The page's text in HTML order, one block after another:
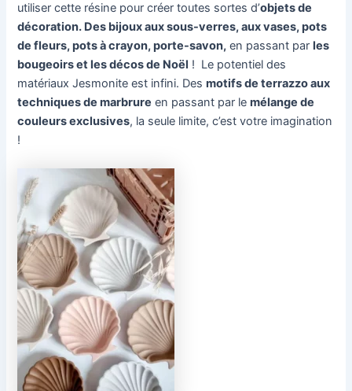
utiliser cette résine pour créer toutes sortes d’objets de
décoration. Des bijoux aux sous-verres, aux vases, pots
de fleurs, pots à crayon, porte-savon, en passant par les
bougeoirs et les décos de Noël ! Le potentiel des
matériaux Jesmonite est infini. Desmotifs de terrazzo aux
techniques de marbrure en passant par lemélange de
couleurs exclusives, la seule limite, c’est votre imagination
!